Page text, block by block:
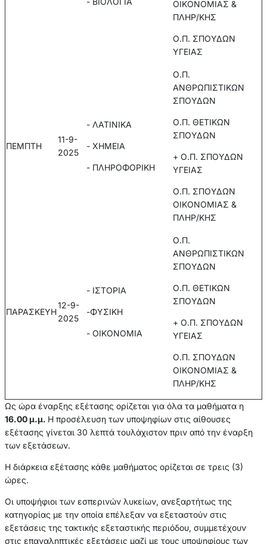
ΟΙΚΟΝΟΜΙΑΣ &
ΠΛΗΡ/ΚΗΣ
Ο.Π. ΣΠΟΥΔΩΝ
ΥΓΕΙΑΣ
ΠΕΜΠΤΗ
11-9-
2025
- ΛΑΤΙΝΙΚΑ
- ΧΗΜΕΙΑ
- ΠΛΗΡΟΦΟΡΙΚΗ
Ο.Π.
ΑΝΘΡΩΠΙΣΤΙΚΩΝ
ΣΠΟΥΔΩΝ
Ο.Π. ΘΕΤΙΚΩΝ
ΣΠΟΥΔΩΝ
+ Ο.Π. ΣΠΟΥΔΩΝ
ΥΓΕΙΑΣ
Ο.Π. ΣΠΟΥΔΩΝ
ΟΙΚΟΝΟΜΙΑΣ &
ΠΛΗΡ/ΚΗΣ
ΠΑΡΑΣΚΕΥΗ
12-9-
2025
- ΙΣΤΟΡΙΑ
-ΦΥΣΙΚΗ
- ΟΙΚΟΝΟΜΙΑ
Ο.Π.
ΑΝΘΡΩΠΙΣΤΙΚΩΝ
ΣΠΟΥΔΩΝ
Ο.Π. ΘΕΤΙΚΩΝ
ΣΠΟΥΔΩΝ
+ Ο.Π. ΣΠΟΥΔΩΝ
ΥΓΕΙΑΣ
Ο.Π. ΣΠΟΥΔΩΝ
ΟΙΚΟΝΟΜΙΑΣ &
ΠΛΗΡ/ΚΗΣ
Ως ώρα έναρξης εξέτασης ορίζεται για όλα τα μαθήματα η
16.00 μ.μ. Η προσέλευση των υποψηφίων στις αίθουσες
εξέτασης γίνεται 30 λεπτά τουλάχιστον πριν από την έναρξη
των εξετάσεων.
Η διάρκεια εξέτασης κάθε μαθήματος ορίζεται σε τρεις (3)
ώρες.
Οι υποψήφιοι των εσπερινών λυκείων, ανεξαρτήτως της
κατηγορίας με την οποία επέλεξαν να εξεταστούν στις
εξετάσεις της τακτικής εξεταστικής περιόδου, συμμετέχουν
στις επαναληπτικές εξετάσεις μαζί με τους υποψηφίους των